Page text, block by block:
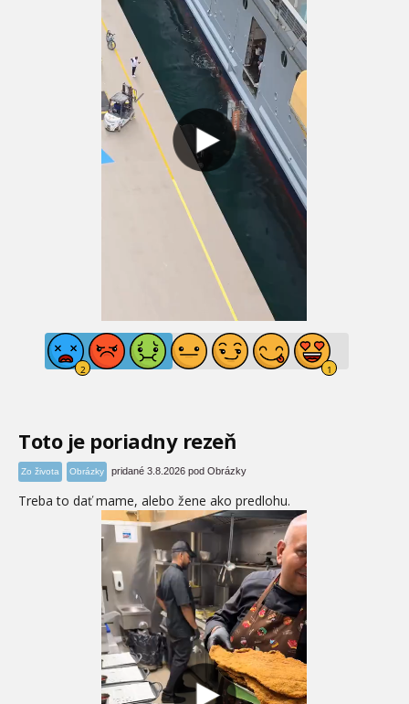
Toto je poriadny rezeň
Zo života Obrázky pridané 3.8.2026 pod Obrázky
Treba to dať mame, alebo žene ako predlohu.